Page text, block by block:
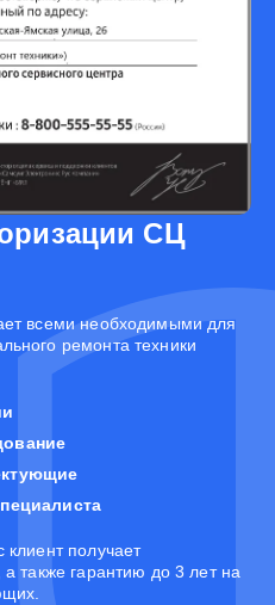
СЦ
всеми необходимыми для
ремонта техники
получает
также гарантию до 3 лет на